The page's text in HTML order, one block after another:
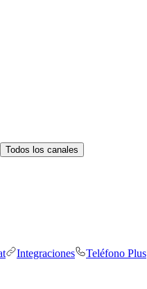
Todos los canales
Integraciones Teléfono Plus